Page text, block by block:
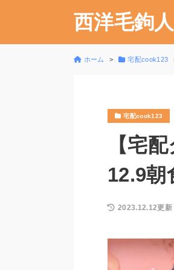
西洋毛鉤
ホーム 宅配cook123
宅配cook123
【宅
12.9朝
2023.12.12更新